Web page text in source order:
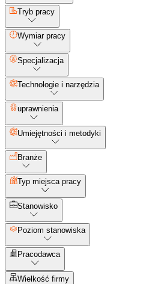
Tryb pracy
Wymiar pracy
Specjalizacja
Technologie i narzędzia
uprawnienia
Umiejętności i metodyki
Branże
Typ miejsca pracy
Stanowisko
Poziom stanowiska
Pracodawca
Wielkość firmy